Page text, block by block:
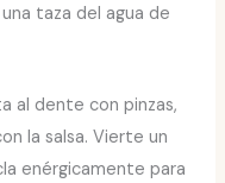
taza del agua de
al dente con pinzas,
la salsa. Vierte un
enérgicamente para